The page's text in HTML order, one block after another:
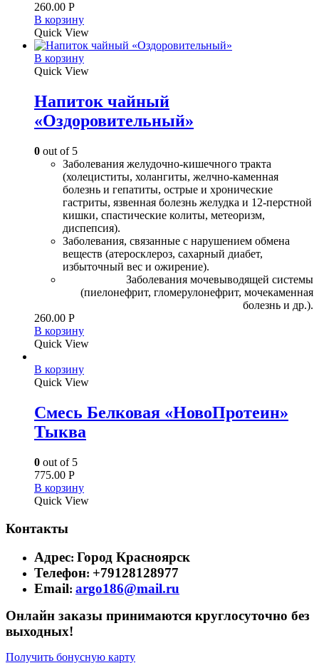
260.00 Р
В корзину
Quick View
В корзину
Quick View
Напиток чайный
«Оздоровительный»
0 out of 5
Заболевания желудочно-кишечного тракта
(холециститы, холангиты, желчно-каменная
болезнь и гепатиты, острые и хронические
гастриты, язвенная болезнь желудка и 12-перстной
кишки, спастические колиты, метеоризм,
диспепсия).
Заболевания, связанные с нарушением обмена
веществ (атеросклероз, сахарный диабет,
избыточный вес и ожирение).
Заболевания мочевыводящей системы
(пиелонефрит, гломерулонефрит, мочекаменная
болезнь и др.).
260.00 Р
В корзину
Quick View
В корзину
Quick View
Смесь Белковая «НовоПротеин»
Тыква
0 out of 5
775.00 Р
В корзину
Quick View
Контакты
Адрес: Город Красноярск
Телефон: +79128128977
Email: argo186@mail.ru
Онлайн заказы принимаются круглосуточно без
выходных!
Получить бонусную карту